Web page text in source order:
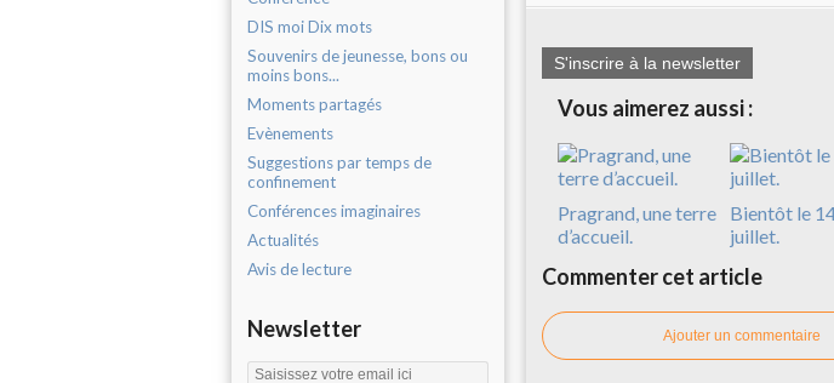
DIS moi Dix mots
Souvenirs de jeunesse, bons ou
moins bons...
Moments partagés
Evènements
Suggestions par temps de
confinement
Conférences imaginaires
Actualités
Avis de lecture
Newsletter
S'inscrire à la newsletter
Vous aimerez aussi :
Pragrand, une terre
d’accueil.
Bientôt le
juillet.
Commenter cet article
Ajouter un commentaire